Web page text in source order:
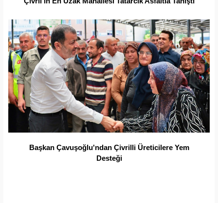
Başkan Çavuşoğlu'ndan Çivrilli Üreticilere Yem
Desteği